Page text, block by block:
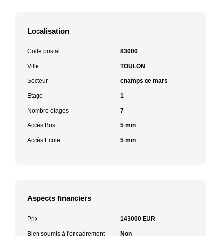
Localisation
Code postal 83000
Ville TOULON
Secteur champs de mars
Etage 1
Nombre étages 7
Accès Bus 5 min
Accès Ecole 5 min
Aspects financiers
Prix 143000 EUR
Bien soumis à l'encadrement Non